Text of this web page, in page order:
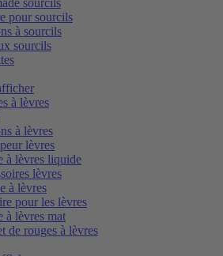
sourcils
pour sourcils
à sourcils
sourcils
à lèvres
à lèvres
lèvres
à lèvres liquide
lèvres
à lèvres
pour les lèvres
à lèvres mat
de rouges à lèvres